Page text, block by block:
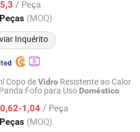
/ Peça
(MOQ)
Inquérito
Desde 2024
Copo deVidro Resistente ao Calor
Fofo para Uso Doméstico
1,04 / Peça
(MOQ)
Goods Co., Ltd.
2022